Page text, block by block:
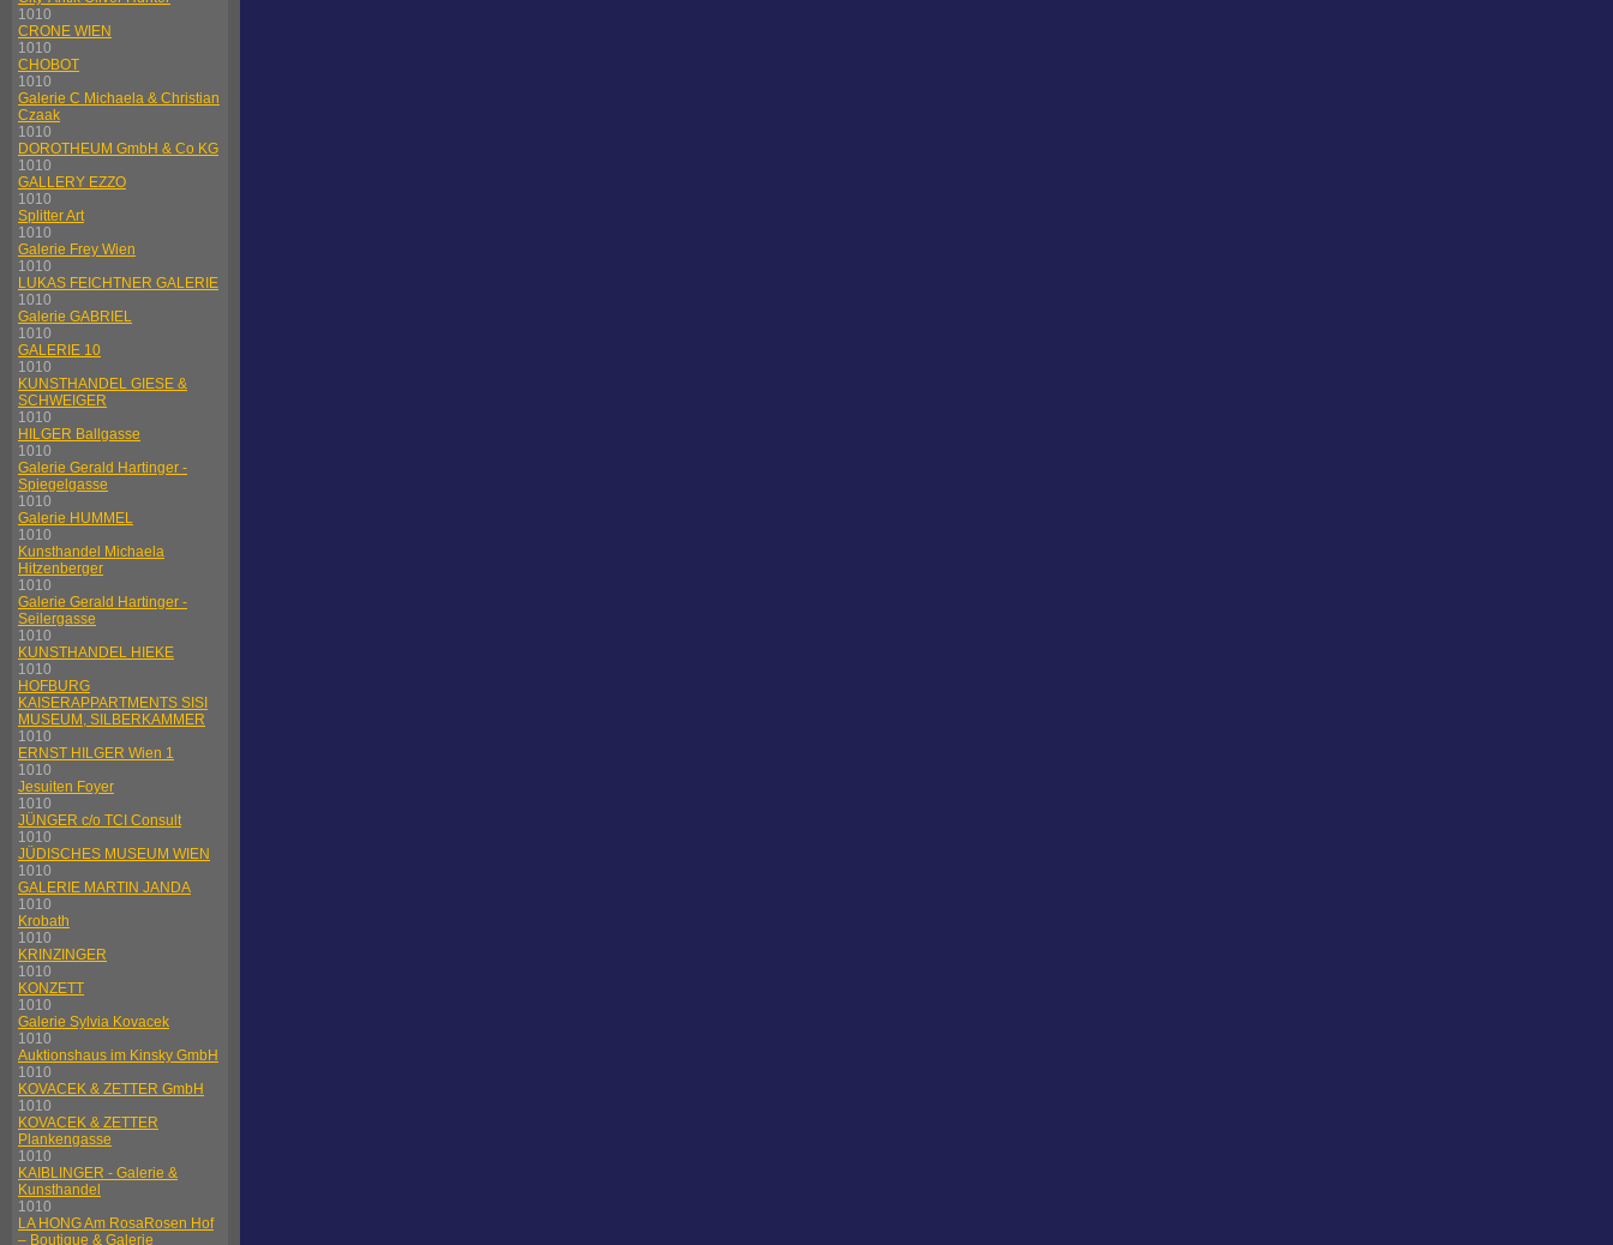
1010
CRONE WIEN
1010
CHOBOT
1010
Galerie C Michaela & Christian
Czaak
1010
DOROTHEUM GmbH & Co KG
1010
GALLERY EZZO
1010
Splitter Art
1010
Galerie Frey Wien
1010
LUKAS FEICHTNER GALERIE
1010
Galerie GABRIEL
1010
GALERIE 10
1010
KUNSTHANDEL GIESE &
SCHWEIGER
1010
HILGER Ballgasse
1010
Galerie Gerald Hartinger -
Spiegelgasse
1010
Galerie HUMMEL
1010
Kunsthandel Michaela
Hitzenberger
1010
Galerie Gerald Hartinger -
Seilergasse
1010
KUNSTHANDEL HIEKE
1010
HOFBURG
KAISERAPPARTMENTS SISI
MUSEUM, SILBERKAMMER
1010
ERNST HILGER Wien 1
1010
Jesuiten Foyer
1010
JÜNGER c/o TCI Consult
1010
JÜDISCHES MUSEUM WIEN
1010
GALERIE MARTIN JANDA
1010
Krobath
1010
KRINZINGER
1010
KONZETT
1010
Galerie Sylvia Kovacek
1010
Auktionshaus im Kinsky GmbH
1010
KOVACEK & ZETTER GmbH
1010
KOVACEK & ZETTER
Plankengasse
1010
KAIBLINGER - Galerie &
Kunsthandel
1010
LA HONG Am RosaRosen Hof
– Boutique & Galerie